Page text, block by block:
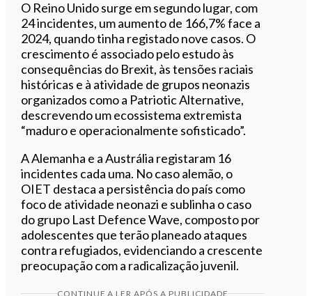
O Reino Unido surge em segundo lugar, com
24 incidentes, um aumento de 166,7% face a
2024, quando tinha registado nove casos. O
crescimento é associado pelo estudo às
consequências do Brexit, às tensões raciais
históricas e à atividade de grupos neonazis
organizados como a Patriotic Alternative,
descrevendo um ecossistema extremista
“maduro e operacionalmente sofisticado”.
A Alemanha e a Austrália registaram 16
incidentes cada uma. No caso alemão, o
OIET destaca a persistência do país como
foco de atividade neonazi e sublinha o caso
do grupo Last Defence Wave, composto por
adolescentes que terão planeado ataques
contra refugiados, evidenciando a crescente
preocupação com a radicalização juvenil.
CONTINUE A LER APÓS A PUBLICIDADE